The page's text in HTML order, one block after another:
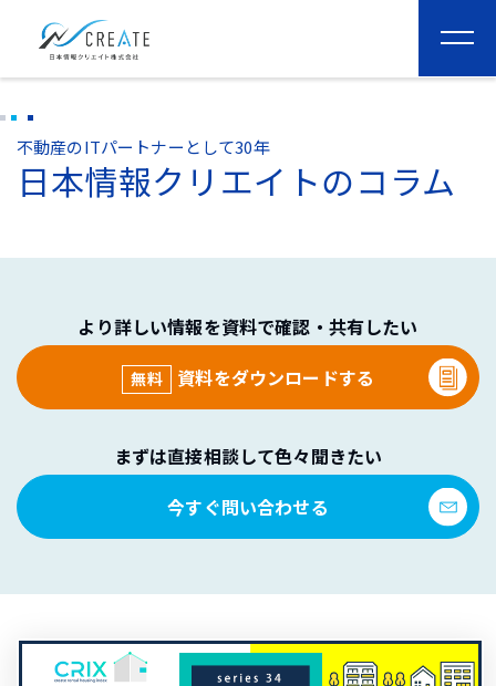
不動産のITパートナーとして30年
日本情報クリエイトのコラム
より詳しい情報を資料で確認・共有したい
無料 資料をダウンロードする
まずは直接相談して色々聞きたい
今すぐ問い合わせる